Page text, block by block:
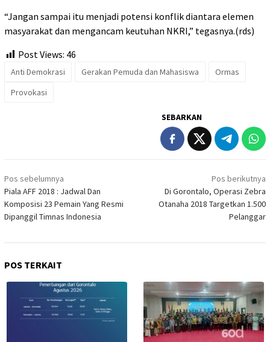
“Jangan sampai itu menjadi potensi konflik diantara elemen
masyarakat dan mengancam keutuhan NKRI,” tegasnya.(rds)
Post Views: 46
Anti Demokrasi Gerakan Pemuda dan Mahasiswa
Ormas
Provokasi
SEBARKAN
Navigasi
pos
Pos sebelumnya
Piala AFF 2018 : Jadwal Dan
Komposisi 23 Pemain Yang Resmi
Dipanggil Timnas Indonesia
Pos berikutnya
Di Gorontalo, Operasi Zebra
Otanaha 2018 Targetkan 1.500
Pelanggar
POS TERKAIT